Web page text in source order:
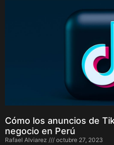
Cómo los anuncios de
negocio en Perú
Rafael Alviarez octubre 27, 2023